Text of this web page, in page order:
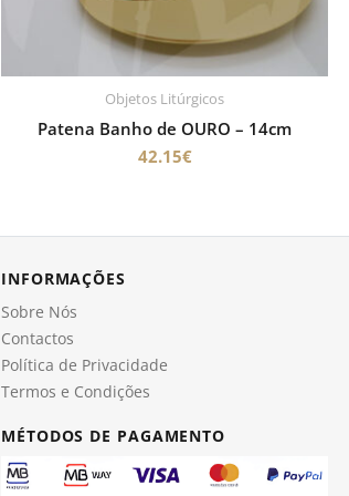
Objetos Litúrgicos
Patena Banho de OURO – 14cm
42.15€
INFORMAÇÕES
Sobre Nós
Contactos
Política de Privacidade
Termos e Condições
MÉTODOS DE PAGAMENTO